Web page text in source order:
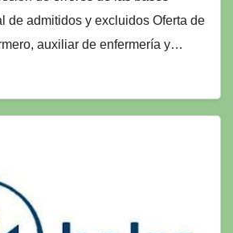
de admitidos y excluidos Oferta de
auxiliar de enfermería y…